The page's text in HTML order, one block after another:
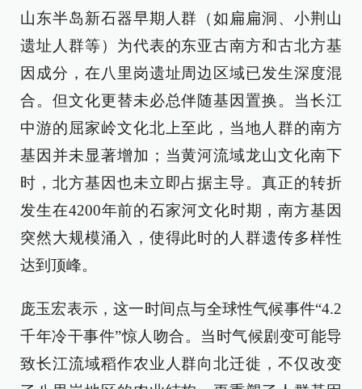
山东半岛新石器早期人群（如扁扁洞、小荆山
遗址人群等）为代表的东亚古南方和古北方基
因成分，在八里岗遗址周边区域已发生深度混
合。但文化更替未必总伴随基因置换。当长江
中游的屈家岭文化北上至此，当地人群的南方
基因并未显著增加；当黄河流域龙山文化南下
时，北方基因也未立即占据主导。真正的转折
发生在4200年前的石家河文化时期，南方基因
突然大规模涌入，使得此时的人群遗传多样性
达到顶峰。
庞玉宏表示，这一时间点与全球性气候事件“4.2
千年冷干事件”惊人吻合。当时气候剧变可能导
致长江流域稻作农业人群向北迁徙，不仅改变